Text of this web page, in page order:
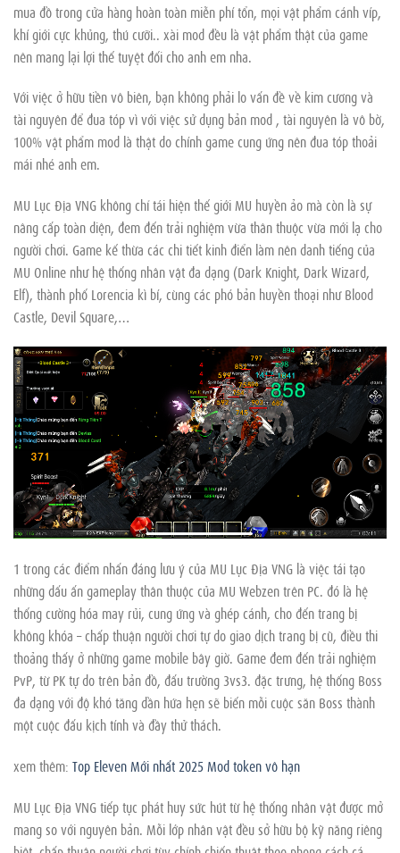
mua đồ trong cửa hàng hoàn toàn miễn phí tổn, mọi vật phẩm cánh víp,
khí giới cực khủng, thú cưỡi.. xài mod đều là vật phẩm thật của game
nên mang lại lợi thế tuyệt đối cho anh em nha.
Với việc ở hữu tiền vô biên, bạn không phải lo vấn đề về kim cương và
tài nguyên để đua tóp vì với việc sử dụng bản mod , tài nguyên là vô bờ,
100% vật phẩm mod là thật do chính game cung ứng nên đua tóp thoải
mái nhé anh em.
MU Lục Địa VNG không chỉ tái hiện thế giới MU huyền ảo mà còn là sự
nâng cấp toàn diện, đem đến trải nghiệm vừa thân thuộc vừa mới lạ cho
người chơi. Game kế thừa các chi tiết kinh điển làm nên danh tiếng của
MU Online như hệ thống nhân vật đa dạng (Dark Knight, Dark Wizard,
Elf), thành phố Lorencia kì bí, cùng các phó bản huyền thoại như Blood
Castle, Devil Square,…
1 trong các điểm nhấn đáng lưu ý của MU Lục Địa VNG là việc tái tạo
những dấu ấn gameplay thân thuộc của MU Webzen trên PC. đó là hệ
thống cường hóa may rủi, cung ứng và ghép cánh, cho đến trang bị
không khóa – chấp thuận người chơi tự do giao dịch trang bị cũ, điều thi
thoảng thấy ở những game mobile bây giờ. Game đem đến trải nghiệm
PvP, từ PK tự do trên bản đồ, đấu trường 3vs3. đặc trưng, hệ thống Boss
đa dạng với độ khó tăng dần hứa hẹn sẽ biến mỗi cuộc săn Boss thành
một cuộc đấu kịch tính và đầy thử thách.
xem thêm: Top Eleven Mới nhất 2025 Mod token vô hạn
MU Lục Địa VNG tiếp tục phát huy sức hút từ hệ thống nhân vật được mở
mang so với nguyên bản. Mỗi lớp nhân vật đều sở hữu bộ kỹ năng riêng